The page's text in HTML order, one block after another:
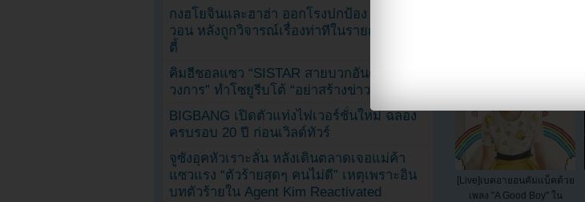
[Live]เบคอายอนคัมแบ็คด้วย
เพลง "A Good Boy" ใน
กงฮโยจินและฮาฮ่า ออกโรงปกป้อง จองจุน
วอน หลังถูกวิจารณ์เรื่องท่าทีในรายการวาไร
ตี้
คิมฮีชอลแซว “SISTAR สายบวกอันดับ 1 ใน
วงการ” ทำโซยูรีบโต้ “อย่าสร้างข่าวลือ!”
BIGBANG เปิดตัวแท่งไฟเวอร์ชั่นใหม่ ฉลอง
ครบรอบ 20 ปี ก่อนเวิลด์ทัวร์
จูซังอุคหัวเราะลั่น หลังเดินตลาดเจอแม่ค้า
แซวแรง “ตัวร้ายสุดๆ คนไม่ดี” เหตุเพราะอิน
บทตัวร้ายใน Agent Kim Reactivated